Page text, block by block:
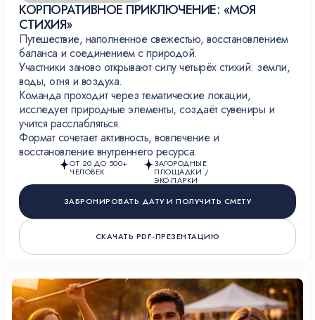
КОРПОРАТИВНОЕ ПРИКЛЮЧЕНИЕ: «МОЯ
СТИХИЯ»
Путешествие, наполненное свежестью, восстановлением
баланса и соединением с природой.
Участники заново открывают силу четырёх стихий: земли,
воды, огня и воздуха.
Команда проходит через тематические локации,
исследует природные элементы, создаёт сувениры и
учится расслабляться.
Формат сочетает активность, вовлечение и
восстановление внутреннего ресурса.
ОТ 20 ДО 500+
ЧЕЛОВЕК
ЗАГОРОДНЫЕ
ПЛОЩАДКИ /
ЭКО-ПАРКИ
ЗАБРОНИРОВАТЬ ДАТУ И ПОЛУЧИТЬ СМЕТУ
СКАЧАТЬ PDF-ПРЕЗЕНТАЦИЮ